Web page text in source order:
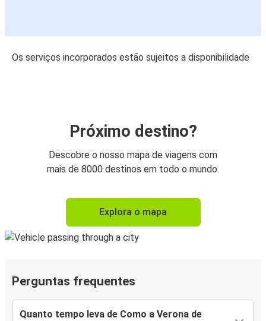
Os serviços incorporados estão sujeitos a disponibilidade
Próximo destino?
Descobre o nosso mapa de viagens com
mais de 8000 destinos em todo o mundo.
Explora o mapa
Perguntas frequentes
Quanto tempo leva de Como a Verona de